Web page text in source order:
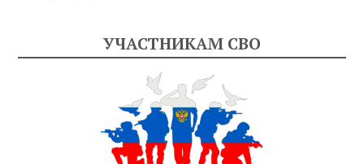
УЧАСТНИКАМ СВО